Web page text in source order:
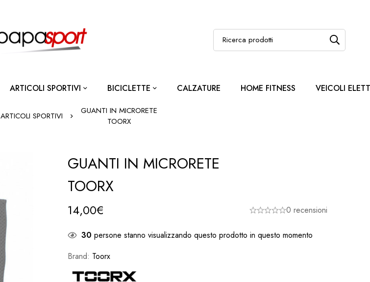
ARTICOLI SPORTIVI BICICLETTE CALZATURE HOME FITNESS VEICOLI
ARTICOLI SPORTIVI
GUANTI IN MICRORETE
TOORX
GUANTI IN MICRORETE
TOORX
14,00€ 0 recensioni
30 persone stanno visualizzando questo prodotto in questo momento
Brand: Toorx